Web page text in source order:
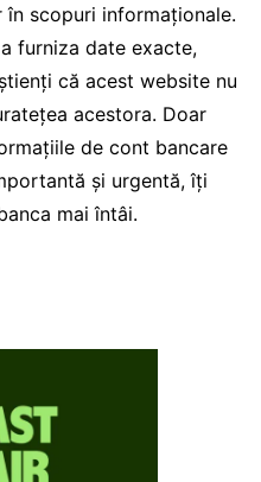
scopuri informaționale.
furniza date exacte,
că acest website nu
acestora. Doar
de cont bancare
și urgentă, îți
mai întâi.